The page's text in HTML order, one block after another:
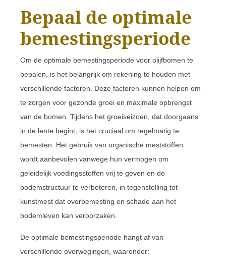
Bepaal de optimale
bemestingsperiode
Om de optimale bemestingsperiode voor olijfbomen te
bepalen, is het belangrijk om rekening te houden met
verschillende factoren. Deze factoren kunnen helpen om
te zorgen voor gezonde groei en maximale opbrengst
van de bomen. Tijdens het groeiseizoen, dat doorgaans
in de lente begint, is het cruciaal om regelmatig te
bemesten. Het gebruik van organische meststoffen
wordt aanbevolen vanwege hun vermogen om
geleidelijk voedingsstoffen vrij te geven en de
bodemstructuur te verbeteren, in tegenstelling tot
kunstmest dat overbemesting en schade aan het
bodemleven kan veroorzaken.
De optimale bemestingsperiode hangt af van
verschillende overwegingen, waaronder: